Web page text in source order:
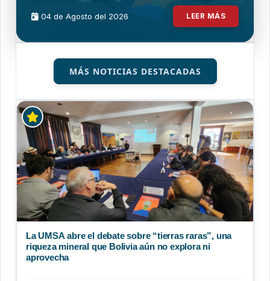
04 de Agosto del 2026 LEER MÁS
MÁS NOTICIAS DESTACADAS
La UMSA abre el debate sobre “tierras raras”, una
riqueza mineral que Bolivia aún no explora ni
aprovecha